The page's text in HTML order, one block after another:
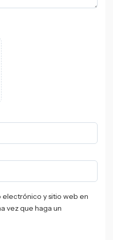
y sitio web en
vez que haga un